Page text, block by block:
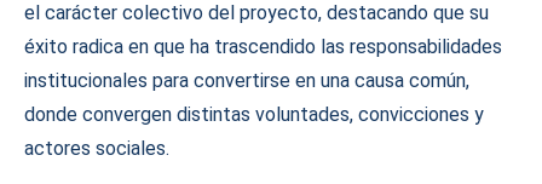
el carácter colectivo del proyecto, destacando que su
éxito radica en que ha trascendido las responsabilidades
institucionales para convertirse en una causa común,
donde convergen distintas voluntades, convicciones y
actores sociales.